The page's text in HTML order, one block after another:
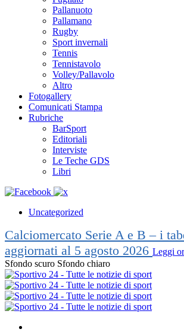
Pallanuoto
Pallamano
Rugby
Sport invernali
Tennis
Tennistavolo
Volley/Pallavolo
Altro
Fotogallery
Comunicati Stampa
Rubriche
BarSport
Editoriali
Interviste
Le Teche GDS
Libri
Uncategorized
Calciomercato Serie A e B – i
aggiornati al 5 agosto 2026 Leggi
Sfondo scuro Sfondo chiaro